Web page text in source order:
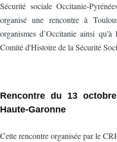
Sécurité sociale Occitanie-
organisé une rencontre à
organismes d’Occitanie ainsi
Comité d'Histoire de la Sécurité
Rencontre du 13
Haute-Garonne
Cette rencontre organisée par le